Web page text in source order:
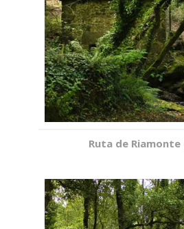
Ruta de Riamonte